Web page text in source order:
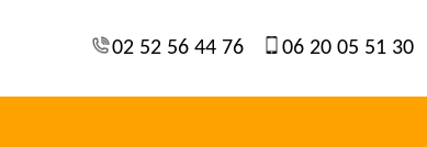
02 52 56 44 76 06 20 05 51 30